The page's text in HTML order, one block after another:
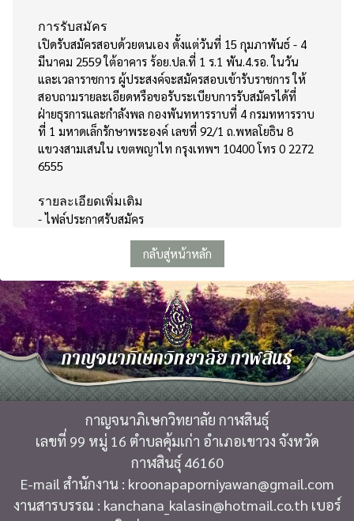
การรับสมัคร
เปิดรับสมัครสอบด้วยตนเอง ตั้งแต่วันที่ 15 กุมภาพันธ์ - 4
มีนาคม 2559 ใต้อาคาร ร้อย.ปล.ที่ 1 ร.1 พัน.4.รอ. ในวัน
และเวลาราชการ ผู้ประสงค์จะสมัครสอบเข้ารับราชการ ให้
สอบถามรายละเอียดหรือขอรับระเบียบการรับสมัครได้ที่
ฝ่ายธุรการและกำลังพล กองพันทหารราบที่ 4 กรมทหารราบ
ที่ 1 มหาดเล็กรักษาพระองค์ เลขที่ 92/1 ถ.พหลโยธิน 8
แขวงสามเสนใน เขตพญาไท กรุงเทพฯ 10400 โทร 0 2272
6555
รายละเอียดเพิ่มเติม
-ไฟล์ประกาศรับสมัคร
กลับสู่หน้าหลัก
กาญจนาภิเษกวิทยาลัย กาฬสินธุ์
กาญจนาภิเษกวิทยาลัย กาฬสินธุ์
เลขที่ 99 หมู่ 16 ตำบลคุ้มเก่า อำเภอเขาวง จังหวัด
กาฬสินธุ์ 46160
E-mail สำนักงาน : kroonapaporniyawan@gmail.com
งานสารบรรณ : kanchana_kalasin@hotmail.co.th เบอร์